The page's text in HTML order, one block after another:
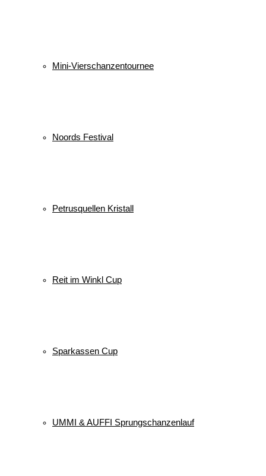
Mini-Vierschanzentournee
Noords Festival
Petrusquellen Kristall
Reit im Winkl Cup
Sparkassen Cup
UMMI & AUFFI Sprungschanzenlauf